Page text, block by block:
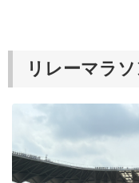
リレーマラ